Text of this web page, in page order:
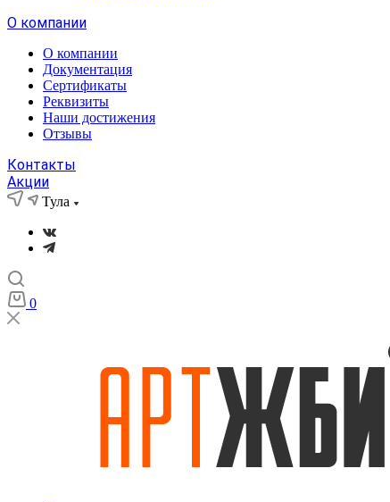
О компании
О компании
Документация
Сертификаты
Реквизиты
Наши достижения
Отзывы
Контакты
Акции
Тула
0